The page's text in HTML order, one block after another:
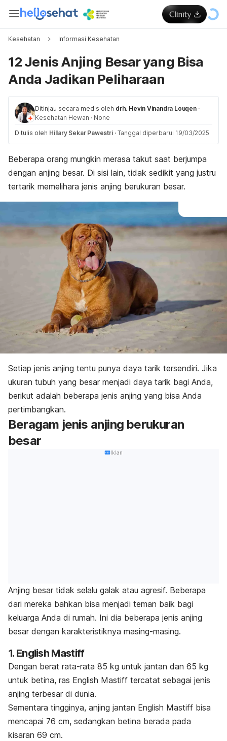
Kesehatan Informasi Kesehatan
12 Jenis Anjing Besar yang Bisa
Anda Jadikan Peliharaan
Ditinjau secara medis oleh drh. Hevin Vinandra Louqen ·
Kesehatan Hewan · None
Ditulis oleh Hillary Sekar Pawestri · Tanggal diperbarui 19/03/2025
Beberapa orang mungkin merasa takut saat berjumpa
dengan anjing besar. Di sisi lain, tidak sedikit yang justru
tertarik memelihara jenis anjing berukuran besar.
Setiap jenis anjing tentu punya daya tarik tersendiri. Jika
ukuran tubuh yang besar menjadi daya tarik bagi Anda,
berikut adalah beberapa jenis anjing yang bisa Anda
pertimbangkan.
Beragam jenis anjing berukuran
besar
Iklan
Anjing besar tidak selalu galak atau agresif. Beberapa
dari mereka bahkan bisa menjadi teman baik bagi
keluarga Anda di rumah. Ini dia beberapa jenis anjing
besar dengan karakteristiknya masing-masing.
1. English Mastiff
Dengan berat rata-rata 85 kg untuk jantan dan 65 kg
untuk betina, ras English Mastiff tercatat sebagai jenis
anjing terbesar di dunia.
Sementara tingginya, anjing jantan English Mastiff bisa
mencapai 76 cm, sedangkan betina berada pada
kisaran 69 cm.